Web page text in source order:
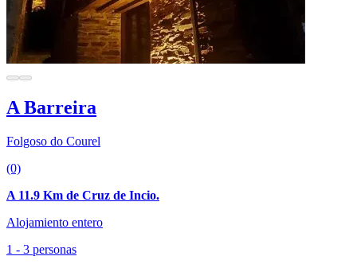
A Barreira
Folgoso do Courel
(0)
A 11.9 Km de Cruz de Incio.
Alojamiento entero
1 - 3 personas